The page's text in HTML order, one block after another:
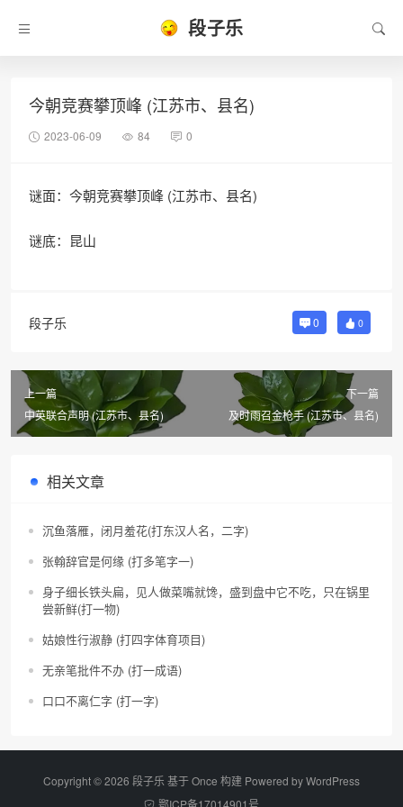
段子乐
今朝竞赛攀顶峰 (江苏市、县名)
2023-06-09 84 0
谜面：今朝竞赛攀顶峰 (江苏市、县名)
谜底：昆山
段子乐 0 0
上一篇
中英联合声明 (江苏市、县名)
下一篇
及时雨召金枪手 (江苏市、县名)
相关文章
沉鱼落雁，闭月羞花(打东汉人名，二字)
张翰辞官是何缘 (打多笔字一)
身子细长铁头扁，见人做菜嘴就馋，盛到盘中它不吃，只在锅里
尝新鲜(打一物)
姑娘性行淑静 (打四字体育项目)
无亲笔批件不办 (打一成语)
口口不离仁字 (打一字)
Copyright © 2026 段子乐 基于 Once 构建 Powered byWordPress
鄂ICP备17014901号